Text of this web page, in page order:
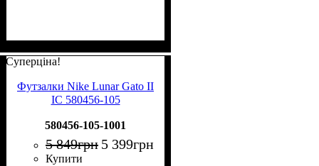
Суперціна!
Футзалки Nike Lunar Gato II
IC 580456-105
580456-105-1001
5 849грн 5 399грн
Купити